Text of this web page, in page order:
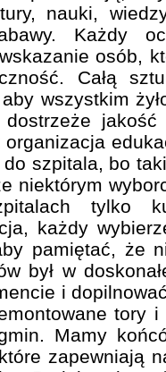
nauki,
Każdy
osób,
Całą
wszystkim
jakość
szpitala, bo
niektórym
tylko
każdy
pamiętać, że
był w
i
tory
Mamy
zapewniają